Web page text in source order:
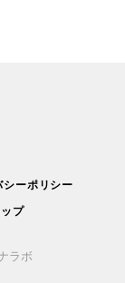
シーポリシー
プ
ラボ